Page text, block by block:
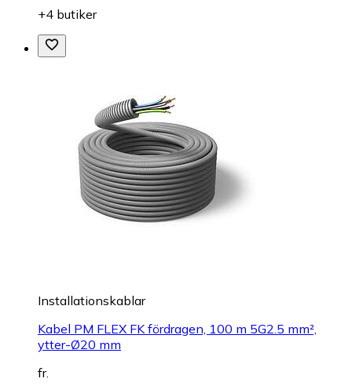
+4 butiker
Installationskablar
Kabel PM FLEX FK fördragen, 100 m 5G2.5 mm²,
ytter-Ø20 mm
fr.